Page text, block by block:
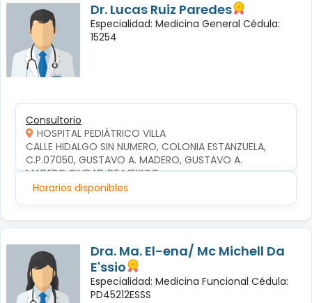
Dr. Lucas Ruiz Paredes
Especialidad: Medicina General Cédula:
15254
Consultorio
HOSPITAL PEDIÁTRICO VILLA
CALLE HIDALGO SIN NUMERO, COLONIA ESTANZUELA,
C.P.07050, GUSTAVO A. MADERO, GUSTAVO A.
MADERO,CIUDAD DE MEXICO
Horarios disponibles
Dra. Ma. El-ena/ Mc Michell Da
E'ssio
Especialidad: Medicina Funcional Cédula:
PD45212ESSS